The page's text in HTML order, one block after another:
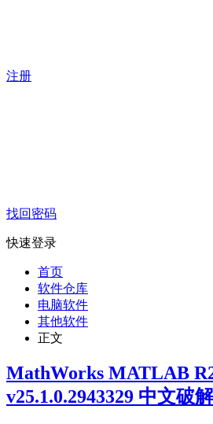
注册
找回密码
快速登录
首页
软件仓库
电脑软件
其他软件
正文
MathWorks MATLAB
v25.1.0.2943329 中文破